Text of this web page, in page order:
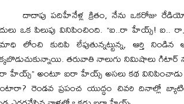
దాదాపు పదిహేనేళ్ల క్రితం, నేను ఒకరోజు
ఒక పిలుపు వినిపించింది. “ఐ..రా హేయ్స్!
లోంచి కుదిపి లేపుతున్నట్టున్న, ఆర్తి
తరువాతి నాలుగు నిమిషాలు గిటార్
హేయ్స్” అంటూ ఐరా హేయ్స్ అసలు కథ
రెండవ ప్రపంచ యుద్ధం చివరి దినాల్లో